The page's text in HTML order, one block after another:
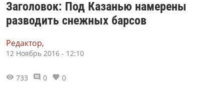
Заголовок: Под Казанью намерены
разводить снежных барсов
Редактор,
12 Ноябрь 2016 - 12:10
733 0 0